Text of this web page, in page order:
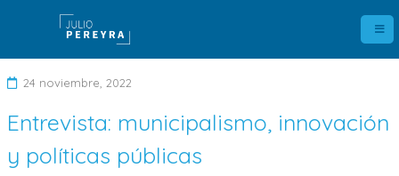
24 noviembre, 2022
e
Entrevista: municipalismo, innovación
y políticas públicas